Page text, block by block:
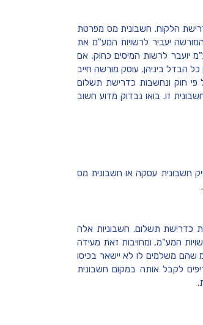
הלקוח. חשבונית מס מפרטת
יעביר לרשויות המע"מ את
יועבר לרשות המיסים כחוק. אם
הבדל ביניהן. עוסק מורשה חייב
פי חוק ונחשבות כדרישת תשלום
זו. בואו נבדוק מדוע חשוב
חשבונית עסקה או חשבונית מס
כדרישת תשלום. חשבוניות אלה
המע"מ, ומחויבות זאת מעידה
שהם משלמים לו לא יישאר בכיסו
לקבל אותה במקום חשבונית